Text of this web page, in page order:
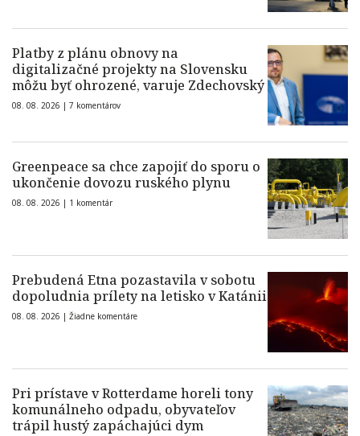
Platby z plánu obnovy na
digitalizačné projekty na Slovensku
môžu byť ohrozené, varuje Zdechovský
08. 08. 2026 | 7 komentárov
Greenpeace sa chce zapojiť do sporu o
ukončenie dovozu ruského plynu
08. 08. 2026 | 1 komentár
Prebudená Etna pozastavila v sobotu
dopoludnia prílety na letisko v Katánii
08. 08. 2026 | Žiadne komentáre
Pri prístave v Rotterdame horeli tony
komunálneho odpadu, obyvateľov
trápil hustý zapáchajúci dym